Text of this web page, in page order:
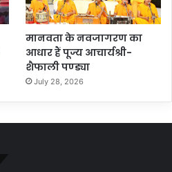
मानवता के नवजागरण का
आधार हैं पूज्य आचार्यश्री-
शैफाली पण्ड्या
July 28, 2026